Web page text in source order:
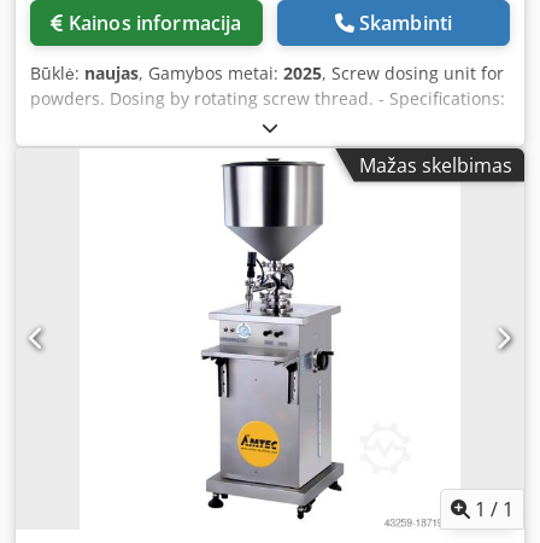
Kainos informacija Skambinti
Būklė: naujas, Gamybos metai: 2025, Screw dosing unit for
powders. Dosing by rotating screw thread. - Specifications:
Filling range: 500-10,000g; Filling hopper capacity: 100
liters; Hopper with side opening; Construction in stainless
steel 304; Power supply: 220~415V; Power consumption:
2.75 kW. Dcjdpfx Asv Nnm Esf Esk Please note that our new
prices are often below typical used equipment prices. Feel
free to contact us and let us know your packaging
application. - We usually have 30-50 different new
machines available from stock for immediate delivery. For
custom-built machines, we also offer very short lead times
starting from approximately 3 weeks. - All machines come
Mažas skelbimas
1 / 1